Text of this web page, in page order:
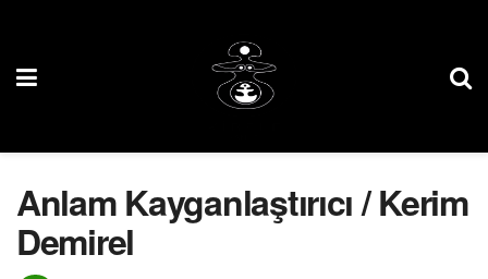
Anlam Kayganlaştırıcı / Kerim
Demirel